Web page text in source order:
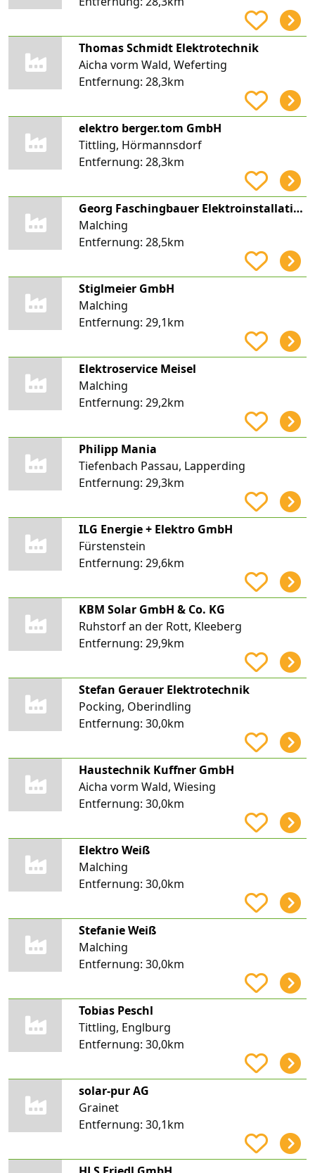
Thomas Schmidt Elektrotechnik
Aicha vorm Wald, Weferting
Entfernung: 28,3km
elektro berger.tom GmbH
Tittling, Hörmannsdorf
Entfernung: 28,3km
Georg Faschingbauer Elektroinstallationen
Malching
Entfernung: 28,5km
Stiglmeier GmbH
Malching
Entfernung: 29,1km
Elektroservice Meisel
Malching
Entfernung: 29,2km
Philipp Mania
Tiefenbach Passau, Lapperding
Entfernung: 29,3km
ILG Energie + Elektro GmbH
Fürstenstein
Entfernung: 29,6km
KBM Solar GmbH & Co. KG
Ruhstorf an der Rott, Kleeberg
Entfernung: 29,9km
Stefan Gerauer Elektrotechnik
Pocking, Oberindling
Entfernung: 30,0km
Haustechnik Kuffner GmbH
Aicha vorm Wald, Wiesing
Entfernung: 30,0km
Elektro Weiß
Malching
Entfernung: 30,0km
Stefanie Weiß
Malching
Entfernung: 30,0km
Tobias Peschl
Tittling, Englburg
Entfernung: 30,0km
solar-pur AG
Grainet
Entfernung: 30,1km